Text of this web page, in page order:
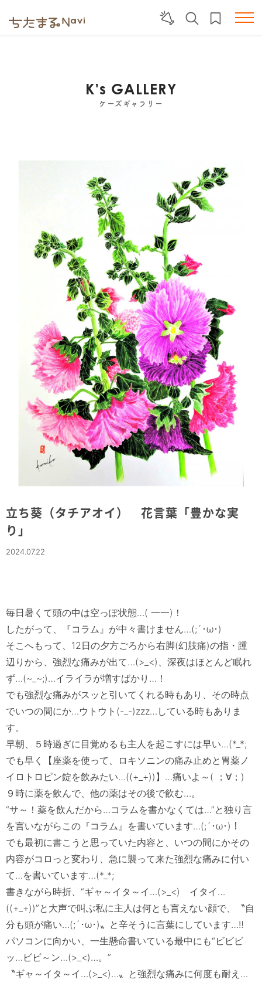
K's GALLERY
ケーズギャラリー
立ち葵（タチアオイ） 花言葉「豊かな実
り」
2024.07.22
毎日暑くて頭の中は空っぽ状態…( 一一)！
したがって、『コラム』が中々書けません…(;´･ω･)
そこへもって、12日の夕方ごろから右脚(幻肢痛)の指・踵
辺りから、強烈な痛みが出て…(>_<)、深夜はほとんど眠れ
ず…(~_~;)…イライラが増すばかり…！
でも強烈な痛みがスッと引いてくれる時もあり、その時点
でいつの間にか…ウトウト(-_-)zzz…している時もありま
す。
早朝、５時過ぎに目覚めるも主人を起こすには早い…(*_*;
でも早く【座薬を使って、ロキソニンの痛み止めと胃薬ノ
イロトロピン錠を飲みたい…((+_+))】…痛いよ～( ；∀；)
９時に薬を飲んで、他の薬はその後で飲む…。
“サ～！薬を飲んだから…コラムを書かなくては…”と独り言
を言いながらこの『コラム』を書いています…(;´･ω･)！
でも最初に書こうと思っていた内容と、いつの間にかその
内容がコロっと変わり、急に襲って来た強烈な痛みに付い
て…を書いています…(*_*;
書きながら時折、“ギャ～イタ～イ…(>_<)　イタイ…
((+_+))”と大声で叫ぶ私に主人は何とも言えない顔で、〝自
分も頭が痛い…(;´･ω･)〟と辛そうに言葉にしています…‼
パソコンに向かい、一生懸命書いている最中にも“ビビビ
ッ…ビビ～ン…(>_<)…。”
〝ギャ～イタ～イ…(>_<)…〟と強烈な痛みに何度も耐え…